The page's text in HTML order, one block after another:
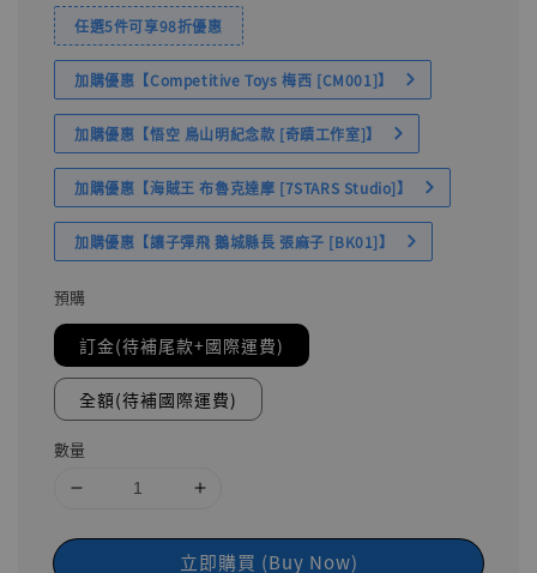
任選5件可享98折優惠
加購優惠【Competitive Toys 梅西 [CM001]】
加購優惠【悟空 鳥山明紀念款 [奇蹟工作室]】
加購優惠【海賊王 布魯克達摩 [7STARS Studio]】
加購優惠【讓子彈飛 鵝城縣長 張麻子 [BK01]】
預購
訂金(待補尾款+國際運費)
全額(待補國際運費)
數量
立即購買 (Buy Now)